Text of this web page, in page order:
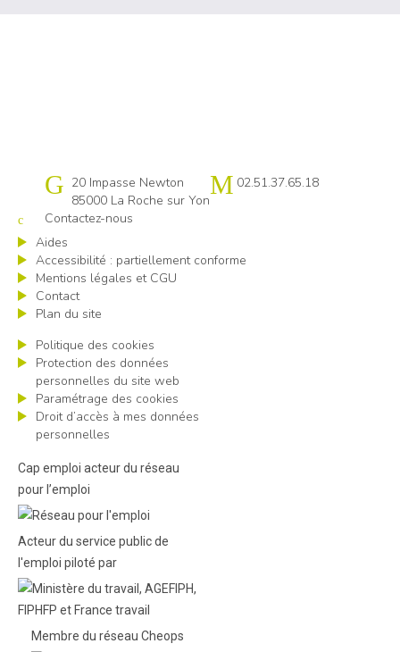
Cap emploi 85
20 Impasse Newton
85000 La Roche sur Yon
02.51.37.65.18
Contactez-nous
Aides
Accessibilité : partiellement conforme
Mentions légales et CGU
Contact
Plan du site
Politique des cookies
Protection des données
personnelles du site web
Paramétrage des cookies
Droit d’accès à mes données
personnelles
Cap emploi acteur du réseau
pour l’emploi
Acteur du service public de
l'emploi piloté par
Membre du réseau Cheops